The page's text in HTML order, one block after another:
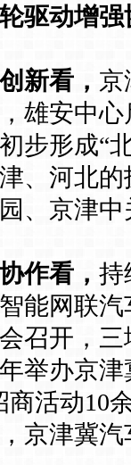
动增强
看， 京
雄安中
步形成“
、河北
、京津
看， 持
能网联
召开，
举办京
商活动10
京津冀